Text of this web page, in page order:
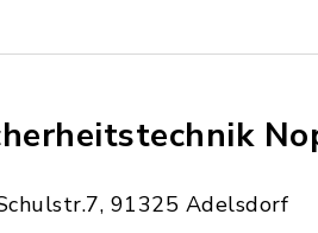
91325 Adelsdorf